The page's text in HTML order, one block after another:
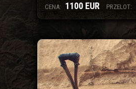
CENA: 1100 EUR PRZELOT: